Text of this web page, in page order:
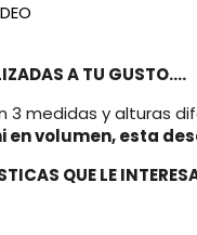
A TU GUSTO....
3 medidas y alturas
en volumen, esta
QUE LE